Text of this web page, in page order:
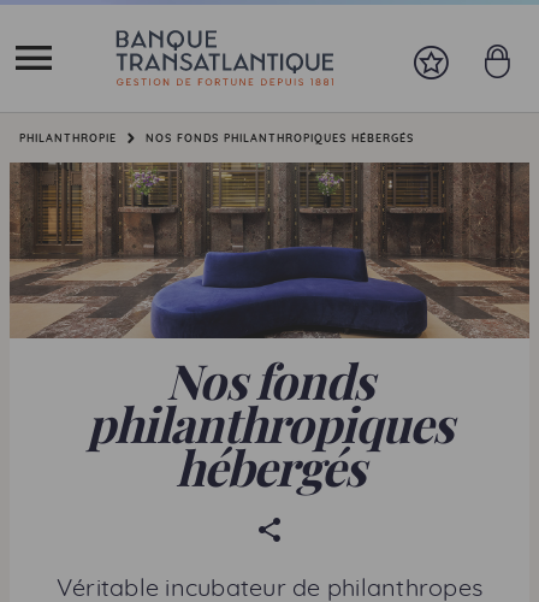
Vous êtes ici:
PHILANTHROPIE NOS FONDS PHILANTHROPIQUES HÉBERGÉS
Nos fonds
philanthropiques
hébergés
r
Véritable incubateur de philanthropes